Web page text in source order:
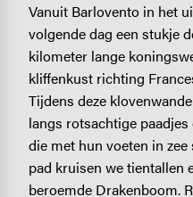
Vanuit Barlovento in het
volgende dag een stukje
kilometer lange
kliffenkust richting
Tijdens deze
langs rotsachtige
die met hun voeten in
pad kruisen we tientallen
beroemde Drakenboom.